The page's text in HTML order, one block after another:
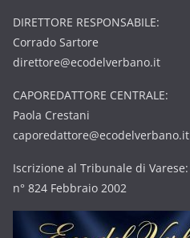
DIRETTORE RESPONSABILE:
Corrado Sartore
direttore@ecodelverbano.it
CAPOREDATTORE CENTRALE:
Paola Crestani
caporedattore@ecodelverbano.it
Iscrizione al Tribunale di Varese:
n° 824 Febbraio 2002